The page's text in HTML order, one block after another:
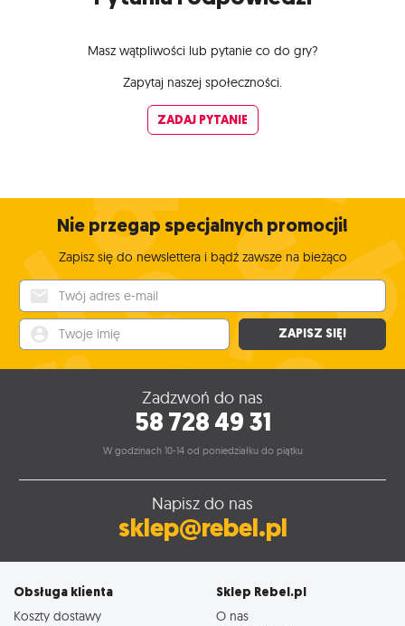
Masz wątpliwości lub pytanie co do gry?
Zapytaj naszej społeczności.
ZADAJ PYTANIE
Nie przegap specjalnych promocji!
Zapisz się do newslettera i bądź zawsze na bieżąco
ZAPISZ SIĘ!
Zadzwoń do nas
58 728 49 31
W godzinach 10-14 od poniedziałku do piątku
Napisz do nas
sklep@rebel.pl
Obsługa klienta
Koszty dostawy
Sklep Rebel.pl
O nas